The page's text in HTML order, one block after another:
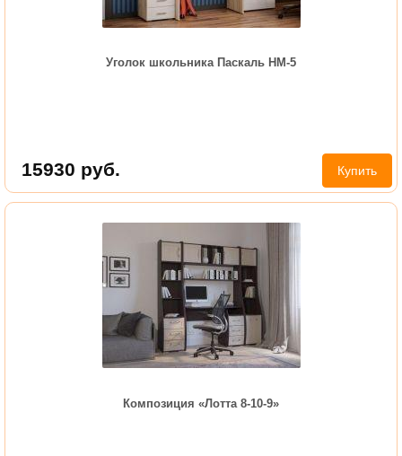
Уголок школьника Паскаль НМ-5
15930 руб. Купить
Композиция «Лотта 8-10-9»